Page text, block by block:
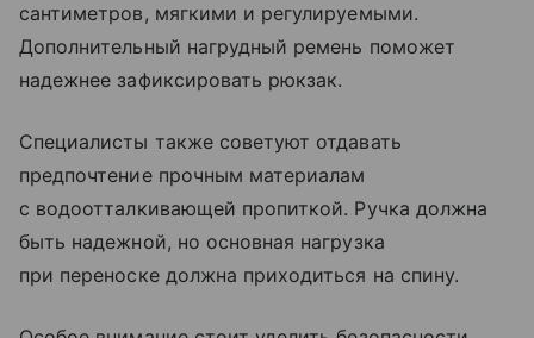
сантиметров, мягкими и регулируемыми.
Дополнительный нагрудный ремень поможет
надежнее зафиксировать рюкзак.
Специалисты также советуют отдавать
предпочтение прочным материалам
с водоотталкивающей пропиткой. Ручка должна
быть надежной, но основная нагрузка
при переноске должна приходиться на спину.